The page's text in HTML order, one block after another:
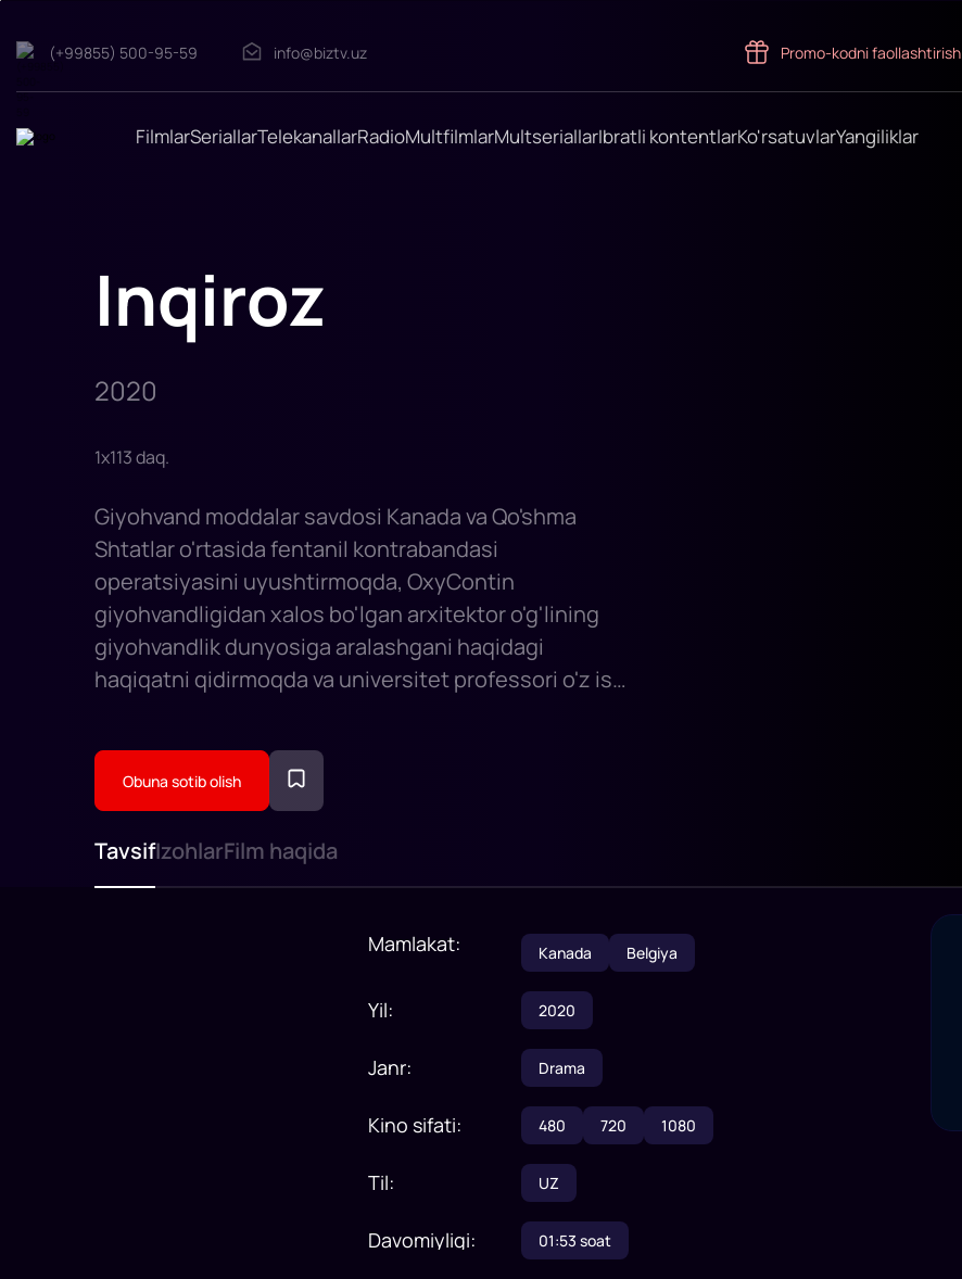
Inqiroz
Giyohvand
savdosi
Qo'shma
(+99855) 500-95-59 info@biztv.uz Promo-kodni faollashtirish
FilmlarSeriallarTelekanallarRadioMultfilmlarMultseriallarIbratli kontentlarKo'rsatuvlarYangiliklar
Inqiroz
2020
1x113daq.
Giyohvand moddalar savdosi Kanada va Qo'shma
Shtatlar o'rtasida fentanil kontrabandasi
operatsiyasini uyushtirmoqda, OxyContin
giyohvandligidan xalos bo'lgan arxitektor o'g'lining
giyohvandlik dunyosiga aralashgani haqidagi
haqiqatni qidirmoqda va universitet professori o'z ish
kutilmagan vahiylar bilan kurashmoqda. bozorga yangi
"qo'shadi" dori » og'riq qoldiruvchi.
Obuna sotib olish
TavsifIzohlarFilm haqida
Mamlakat: Kanada Belgiya
Yil: 2020
Janr: Drama
Kino sifati: 480 720 1080
Til: UZ
Davomiyligi: 01:53 soat